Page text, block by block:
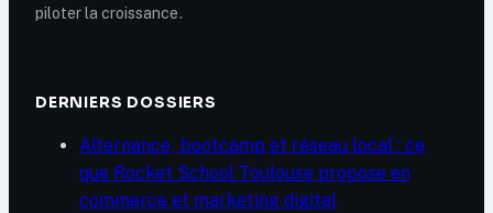
piloter la croissance.
DERNIERS DOSSIERS
Alternance, bootcamp et réseau local : ce
que Rocket School Toulouse propose en
commerce et marketing digital